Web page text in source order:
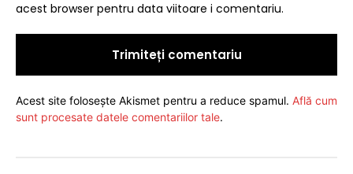
acest browser pentru data viitoare i comentariu.
Acest site folosește Akismet pentru a reduce spamul. Află cum
sunt procesate datele comentariilor tale.